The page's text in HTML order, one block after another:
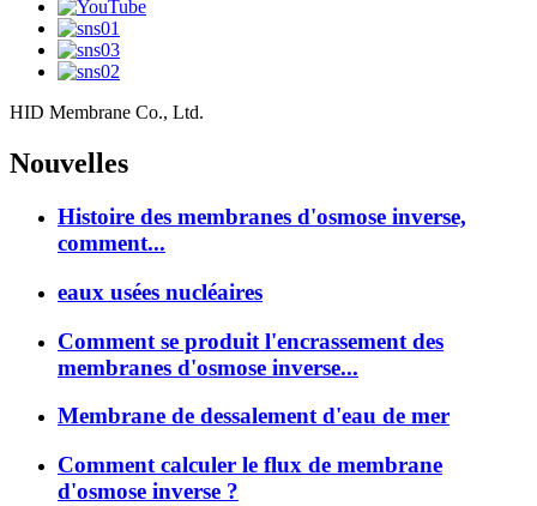
HID Membrane Co., Ltd.
Nouvelles
Histoire des membranes d'osmose inverse,
comment...
eaux usées nucléaires
Comment se produit l'encrassement des
membranes d'osmose inverse...
Membrane de dessalement d'eau de mer
Comment calculer le flux de membrane
d'osmose inverse ?